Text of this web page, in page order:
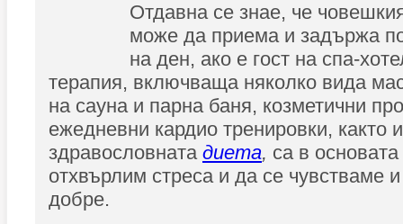
Отдавна се знае, че
може да приема и задържа
на ден, ако е гост на спа-
терапия, включваща няколко вида
на сауна и парна баня, козметични
ежедневни кардио тренировки, както и
здравословната диета, са в
отхвърлим стреса и да се чувстваме
добре.